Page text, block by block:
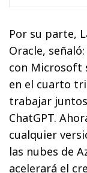
Por su parte,
Oracle,
con Microsoft
en el cuarto
trabajar
ChatGPT.
cualquier
las nubes de
acelerará el